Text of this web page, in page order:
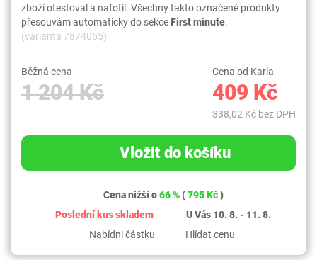
zboží otestoval a nafotil. Všechny takto označené produkty
přesouvám automaticky do sekceFirst minute.
(varianta 7874055)
Běžná cena
1 204 Kč
Cena od Karla
409 Kč
338,02 Kč bez DPH
Vložit do košíku
Cena nižší o66 %(795 Kč)
Poslední kus skladem
U Vás 10. 8. - 11. 8.
Nabídni částku
Hlídat cenu